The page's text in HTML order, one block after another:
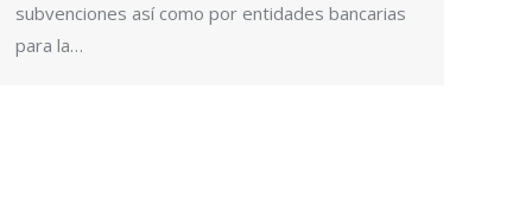
subvenciones así como por entidades bancarias
para la…